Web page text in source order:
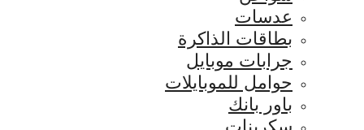
عدسات
بطاقات الذاكرة
جرابات موبايل
حوامل للموبايلات
باور بانك